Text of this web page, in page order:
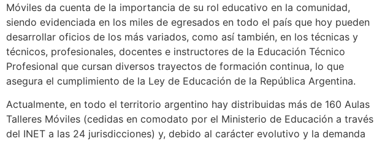
Móviles da cuenta de la importancia de su rol educativo en la comunidad,
siendo evidenciada en los miles de egresados en todo el país que hoy pueden
desarrollar oficios de los más variados, como así también, en los técnicas y
técnicos, profesionales, docentes e instructores de la Educación Técnico
Profesional que cursan diversos trayectos de formación continua, lo que
asegura el cumplimiento de la Ley de Educación de la República Argentina.
Actualmente, en todo el territorio argentino hay distribuidas más de 160 Aulas
Talleres Móviles (cedidas en comodato por el Ministerio de Educación a través
del INET a las 24 jurisdicciones) y, debido al carácter evolutivo y la demanda